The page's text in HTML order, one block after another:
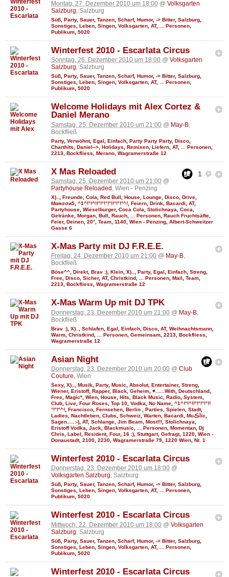
Montag, 27. Dezember 2010 um 18:00 @ Volksgarten
Salzburg , Salzburg
Süß Party, Sauer, Tanzen Scharf, Humor, -> Bitter, Salzburg
Sonstiges
Leben Singen Volksgarten AT, ... Personen
Publikum 5020
Winterfest 2010 - Escarlata Circus
Sonntag, 26. Dezember 2010 um 18:00 @ Volksgarten
Salzburg, Salzburg
Süß Party, Sauer, Tanzen Scharf, Humor, -> Bitter, Salzburg
Sonstiges
Leben Singen Volksgarten AT, ... Personen
Publikum 5020
Welcome Holidays mit Alex Cortez &
Daniel Merano
Samstag, 25. Dezember 2010 um 21:00 @ May-B
Bockfließ
Party, Verwöhnt, Egal Einfach Party Party Party, Disco
Charthits
Daniel--> Holidays Remixen Liefern AT, ... Personen
2213 Bockfliess Merano Wagramerstraße 12
1
X Mas Reloaded
Samstag, 25. Dezember 2010 um 21:00 @
Partyhouse Reloaded, Wien - Penzing
X).. Freunde Cola Red Bull House Lounge Disco Drive
Мαяσσи5 ^1^!°!^!!°!°!°!°!!°!°!°^! Feiern Drink Bacardi AT,
Partyhouse Wieselburger, Coca Cola Stolichnaya Coca
Getränke Morgan Bull Rauch ... Personen Rauch Fruchtsäfte
Feier, Deinen 20° Team 1140 Wien - Penzing Albert-Schweitzer
Gasse 6
X-Mas Party mit DJ F.R.E.E.
Freitag, 24. Dezember 2010 um 21:00 @ May-B,
Bockfließ
Böse^^, Direkt, Brav :), Klein, X).., Party, Egal, Einfach, Streng,
Free, Disco, Sicher, AT, Christkind, ... Personen, Mail, Team,
2213, Bockfliess, Wagramerstraße 12
X-Mas Warm Up mit DJ TPK
Donnerstag, 23. Dezember 2010 um 21:00 @ May-B
Bockfließ
Brav :) X).. Schlafen Egal Einfach Disco AT, Weihnachtsmann
Warm Christkind ... Personen Gemeinsam 2213 Bockfliess
Wagramerstraße 12
Asian Night
Donnerstag, 23. Dezember 2010 um 20:00 @ Club
Couture, Wien
Sexy, X).. Musik Party, Music Absolut, Entertainer, Streng
Wiener, Eristoff, Rapper, Black Geheim ♥......With Deutschland
Free Magic* Wien House Hits Black Music Radio System
Club Live Four Roses Top 10 Vodka No Name ^1^!°!^!!°!°!°!°!!
°!°!°^! Francisco Fernsehen Berlin Parties Spielen Stadt,
Ladies
Nachtleben Clubs Schweiz Warten Bacardi MυڪĪīc
Sagen.....:-) AT, Schlange Jim Beam Most!!! Stolichnaya
Eristoff Vodka
Jack Blackmusic ... Personen Momentan Dj
Chris
Label Resident, Four, 16 :) Stuttgart, Gefragt, 1220 Wien -
Donaustadt, 2100 2230 Wagramerstraße 79 1220 Wien Nr. 1
Winterfest 2010 - Escarlata Circus
Donnerstag, 23. Dezember 2010 um 18:00 @
Volksgarten Salzburg, Salzburg
Süß, Party, Sauer, Tanzen, Scharf, Humor, -> Bitter, Salzburg,
Sonstiges, Leben, Singen, Volksgarten, AT, ... Personen,
Publikum, 5020
Winterfest 2010 - Escarlata Circus
Mittwoch, 22. Dezember 2010 um 18:00 @ Volksgarten
Salzburg , Salzburg
Süß Party, Sauer, Tanzen Scharf, Humor, -> Bitter, Salzburg
Sonstiges
Leben Singen Volksgarten AT, ... Personen
Publikum 5020
Winterfest 2010 - Escarlata Circus